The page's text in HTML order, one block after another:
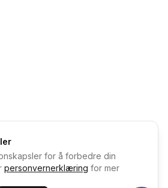
Personvern·Vilkår
for å forbedre din
personvernerklæring for mer